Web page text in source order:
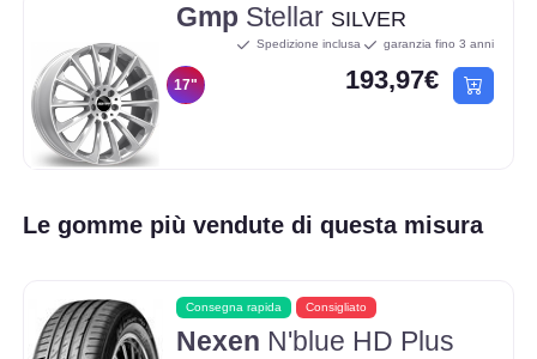
Gmp Stellar SILVER
17"
Spedizione inclusa garanzia fino 3 anni
193,97€
Le gomme più vendute di questa misura
Consegna rapida Consigliato
Nexen N'blue HD Plus